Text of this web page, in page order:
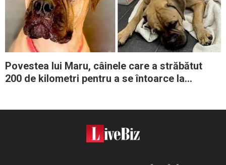
Povestea lui Maru, câinele care a străbătut
200 de kilometri pentru a se întoarce la